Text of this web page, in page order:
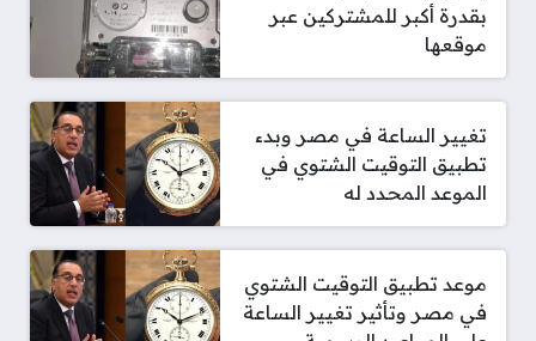
بقدرة أكبر للمشتركين عبر
موقعها
تغيير الساعة في مصر وبدء
تطبيق التوقيت الشتوي في
الموعد المحدد له
موعد تطبيق التوقيت الشتوي
في مصر وتأثير تغيير الساعة